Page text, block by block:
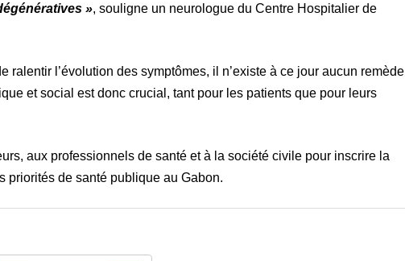
», souligne un neurologue du Centre Hospitalier de
ralentir l’évolution des symptômes, il n’existe à ce jour aucun remède
et social est donc crucial, tant pour les patients que pour leurs
aux professionnels de santé et à la société civile pour inscrire la
priorités de santé publique au Gabon.